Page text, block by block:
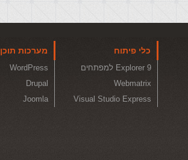
כלי פיתוח
Explorer 9 למפתחים
Webmatrix
Visual Studio Express
מערכות תוכן
WordPress
Drupal
Joomla